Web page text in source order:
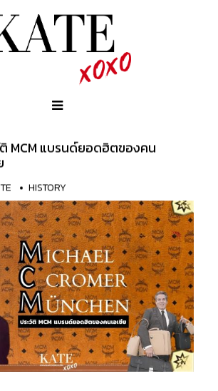
MCM แบรนด์ยอดฮิตของคน
HISTORY